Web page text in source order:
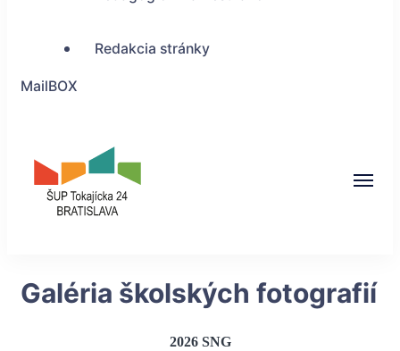
Redakcia stránky
MailBOX
Bratislava
Galéria školských fotografií
2026 SNG